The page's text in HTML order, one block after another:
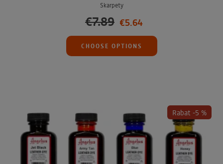
Skarpety
€7.89 €5.64
CHOOSE OPTIONS
Rabat -5 %